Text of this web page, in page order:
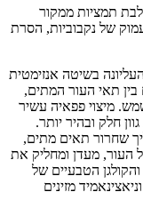
תמציות ממקור
עמוק של נקבוביות, הסרת
בשיטה אנזימטית
בין תאי העור המתים,
מיצוי פפאיה עשיר
חלק ובהיר יותר.
שחרור תאים מתים,
העור, מעדן ומחליק את
הטבעיים של
מזינים